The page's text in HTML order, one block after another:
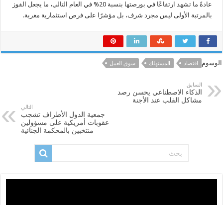
عادةً ما تشهد ارتفاعًا في بورصتها بنسبة 20% في العام التالي، ما يجعل الفوز
بالمرتبة الأولى ليس مجرد شرف، بل مؤشرًا على فرص استثمارية مغرية.
الوسوم اقتصاد‭ المستهلك سوق العمل
السابق
الذكاء الاصطناعي يحسن رصد
مشاكل القلب عند الأجنة
التالي
جمعية الدول الأطراف تشجب
عقوبات أمريكية على مسؤولين
منتخبين بالمحكمة الجنائية